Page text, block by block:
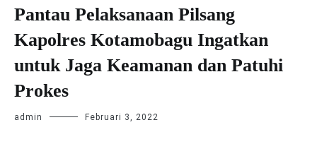
Pantau Pelaksanaan Pilsang
Kapolres Kotamobagu Ingatkan
untuk Jaga Keamanan dan Patuhi
Prokes
admin Februari 3, 2022